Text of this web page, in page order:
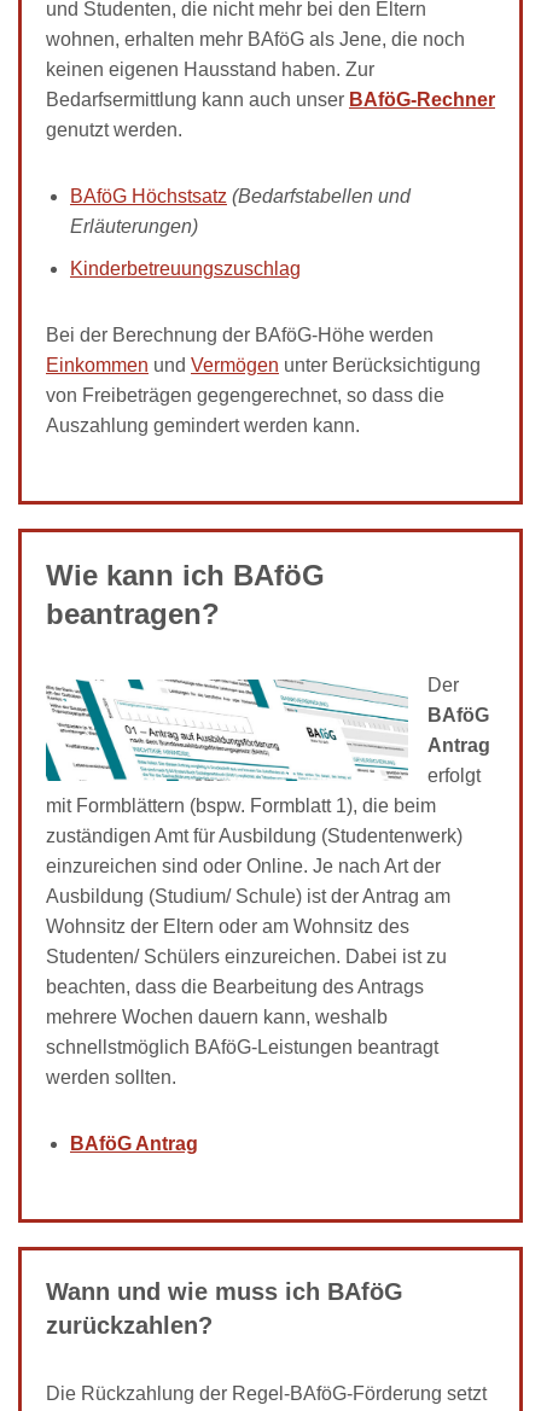
und Studenten, die nicht mehr bei den Eltern
wohnen, erhalten mehr BAföG als Jene, die noch
keinen eigenen Hausstand haben. Zur
Bedarfsermittlung kann auch unser BAföG-Rechner
genutzt werden.
BAföG Höchstsatz (Bedarfstabellen und
Erläuterungen)
Kinderbetreuungszuschlag
Bei der Berechnung der BAföG-Höhe werden
Einkommen und Vermögen unter Berücksichtigung
von Freibeträgen gegengerechnet, so dass die
Auszahlung gemindert werden kann.
Wie kann ich BAföG
beantragen?
Der
BAföG
Antrag
erfolgt
mit Formblättern (bspw. Formblatt 1), die beim
zuständigen Amt für Ausbildung (Studentenwerk)
einzureichen sind oder Online. Je nach Art der
Ausbildung (Studium/ Schule) ist der Antrag am
Wohnsitz der Eltern oder am Wohnsitz des
Studenten/ Schülers einzureichen. Dabei ist zu
beachten, dass die Bearbeitung des Antrags
mehrere Wochen dauern kann, weshalb
schnellstmöglich BAföG-Leistungen beantragt
werden sollten.
BAföG Antrag
Wann und wie muss ich BAföG
zurückzahlen?
Die Rückzahlung der Regel-BAföG-Förderung setzt